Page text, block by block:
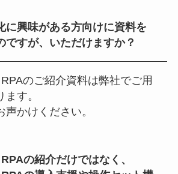
に興味がある方向けに資料を
ですが、いただけますか？
のご紹介資料は弊社でご用
す。
声かけください。
の紹介だけではなく、